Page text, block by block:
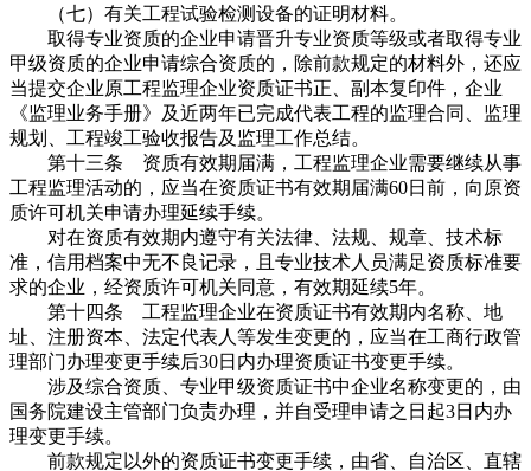
（七）有关工程试验检测设备的证明材料。
取得专业资质的企业申请晋升专业资质等级或者取得专业
甲级资质的企业申请综合资质的，除前款规定的材料外，还应
当提交企业原工程监理企业资质证书正、副本复印件，企业
《监理业务手册》及近两年已完成代表工程的监理合同、监理
规划、工程竣工验收报告及监理工作总结。
第十三条 资质有效期届满，工程监理企业需要继续从事
工程监理活动的，应当在资质证书有效期届满60日前，向原资
质许可机关申请办理延续手续。
对在资质有效期内遵守有关法律、法规、规章、技术标
准，信用档案中无不良记录，且专业技术人员满足资质标准要
求的企业，经资质许可机关同意，有效期延续5年。
第十四条 工程监理企业在资质证书有效期内名称、地
址、注册资本、法定代表人等发生变更的，应当在工商行政管
理部门办理变更手续后30日内办理资质证书变更手续。
涉及综合资质、专业甲级资质证书中企业名称变更的，由
国务院建设主管部门负责办理，并自受理申请之日起3日内办
理变更手续。
前款规定以外的资质证书变更手续，由省、自治区、直辖